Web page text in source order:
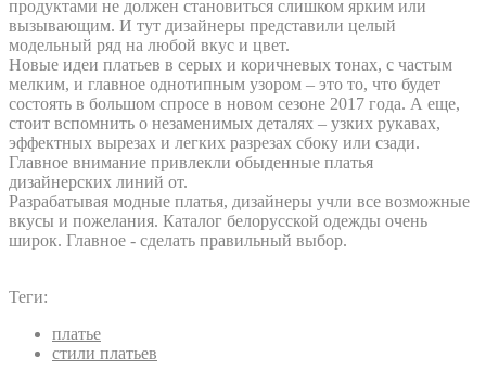
продуктами не должен становиться слишком ярким или
вызывающим. И тут дизайнеры представили целый
модельный ряд на любой вкус и цвет.
Новые идеи платьев в серых и коричневых тонах, с частым
мелким, и главное однотипным узором – это то, что будет
состоять в большом спросе в новом сезоне 2017 года. А еще,
стоит вспомнить о незаменимых деталях – узких рукавах,
эффектных вырезах и легких разрезах сбоку или сзади.
Главное внимание привлекли обыденные платья
дизайнерских линий от.
Разрабатывая модные платья, дизайнеры учли все возможные
вкусы и пожелания. Каталог белорусской одежды очень
широк. Главное - сделать правильный выбор.
Теги:
платье
стили платьев